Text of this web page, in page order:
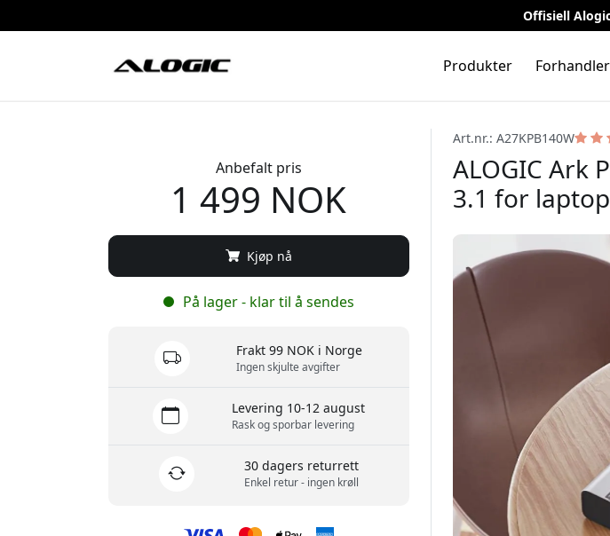
Offisiell
Produkter
Art.nr.: A27KPB140W
ALOGIC Ark
3.1 for
Anbefalt pris
1 499 NOK
Kjøp nå
På lager - klar til å sendes
Frakt 99 NOK i Norge
Ingen skjulte avgifter
Levering 10-12 august
Rask og sporbar levering
30 dagers returrett
Enkel retur - ingen krøll
8% rabatt på ditt
første kjøp
Meld deg på for å være blant de første som får høre om nye
produkter og få 8% rabatt
Ja, jeg ønsker 8% rabatt